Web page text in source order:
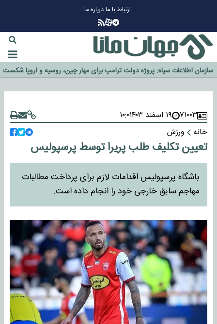
ارتباط با مادرباره ما
گزینه جدایی اوسمار روی میز مدیران پرسپولیس
آیا رئیس جمهور آمریکا قانون را دور می‌زند؟
اخراج رسمی چهره نامدار از پرسپولیس
سازمان اطلاعات سپاه: پروژه دولت ترامپ برای مهار چین، روسیه و اروپا شکست
خورد
۷۱۰۰۳ ۱۹ اسفند ۱۴۰۳
۱۰:۰
خانه
ورزش
تعیین تکلیف طلب پریرا توسط پرسپولیس
باشگاه پرسپولیس اقدامات لازم برای پرداخت مطالبات
مهاجم سابق خارجی خود را انجام داده است.